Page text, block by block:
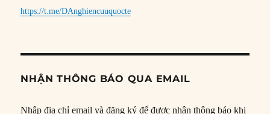
https://t.me/DAnghiencuuquocte
NHẬN THÔNG BÁO QUA EMAIL
Nhập địa chỉ email và đăng ký để được nhận thông báo khi